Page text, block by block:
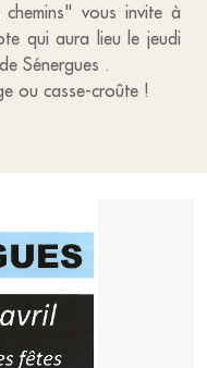
chemins" vous invite à
qui aura lieu le jeudi
Sénergues .
ou casse-croûte !